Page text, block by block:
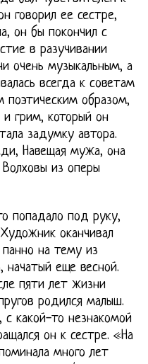
говорил ее сестре,
он бы покончил с
в разучивании
очень музыкальным, а
всегда к советам
образом,
грим, который он
задумку автора.
Навещая мужа, она
из оперы
попадало под руку,
оканчивал
на тему из
еще весной.
пяти лет жизни
родился малыш.
какой-то незнакомой
он к сестре. «На
много лет